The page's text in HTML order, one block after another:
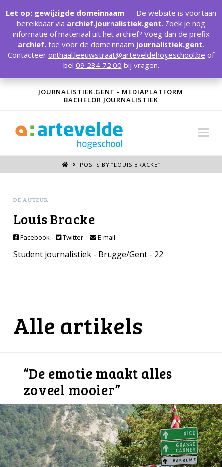
JOURNALISTIEK.GENT - MEDIAPLATFORM
BACHELOR JOURNALISTIEK
POSTS BY “LOUIS BRACKE”
DE AUTEUR
Louis Bracke
Facebook Twitter E-mail
Student journalistiek - Brugge/Gent - 22
Alle artikels
“De emotie maakt alles
zoveel mooier”
Let op: gewijzigde domeinnaam — De website is voortaan
bereikbaar via archief.journalistiek.gent. Zoek je nog
informatie of materiaal uit het archief? Voeg dan de prefix
archief. toe voor de domeinnaam journalistiek.gent.
Contacteer onthaal.leeuwstraat@arteveldehogeschool.be of
bel 09 234 72 00 bij vragen.